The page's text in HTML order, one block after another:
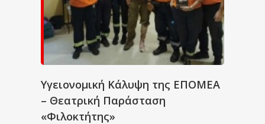
Υγειονομική Κάλυψη της ΕΠΟΜΕΑ
– Θεατρική Παράσταση
«Φιλοκτήτης»